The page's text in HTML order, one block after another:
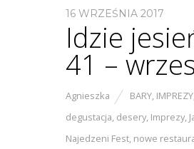
16 WRZEŚNIA 2017
Idzie
41 –
Agnieszka BARY, IMPREZY
degustacja, desery, Imprezy,
Najedzeni Fest, nowe